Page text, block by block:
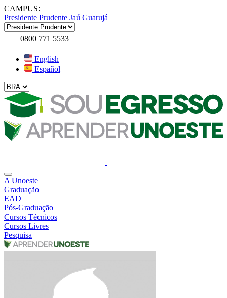
CAMPUS:
Presidente Prudente Jaú Guarujá
0800 771 5533
English
Español
A Unoeste
Graduação
EAD
Pós-Graduação
Cursos Técnicos
Cursos Livres
Pesquisa